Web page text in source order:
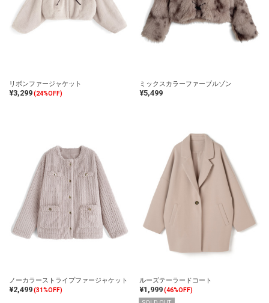
リボンファージャケット
¥3,299(24%OFF)
ミックスカラーファーブルゾン
¥5,499
ノーカラーストライプファージャケット
¥2,499(31%OFF)
ルーズテーラードコート
¥1,999(46%OFF)